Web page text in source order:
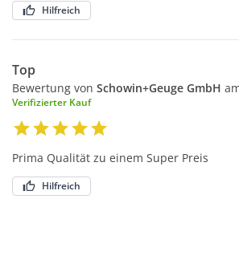
Hilfreich
Top
Bewertung von Schowin+Geuge GmbH
Verifizierter Kauf
Prima Qualität zu einem Super Preis
Hilfreich